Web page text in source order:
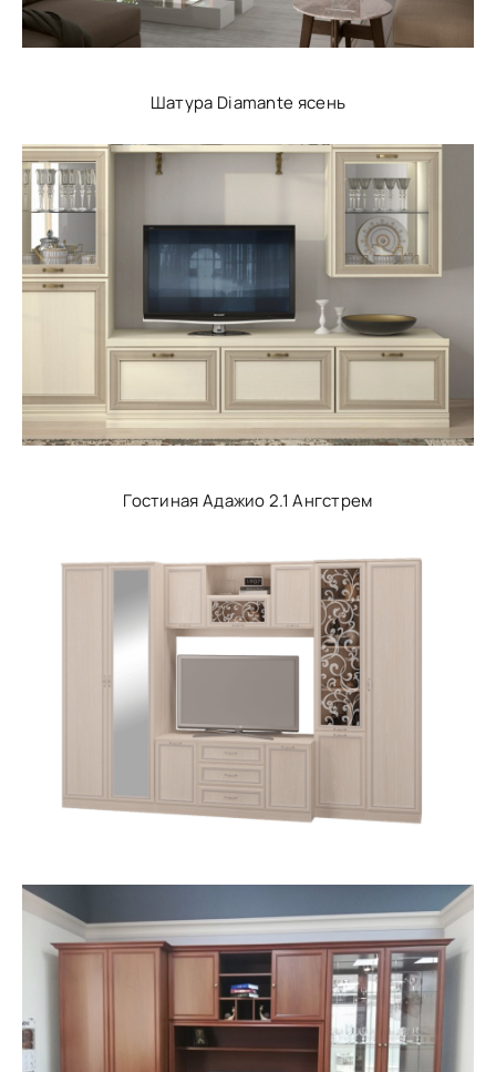
Шатура Diamante ясень
Гостиная Адажио 2.1 Ангстрем